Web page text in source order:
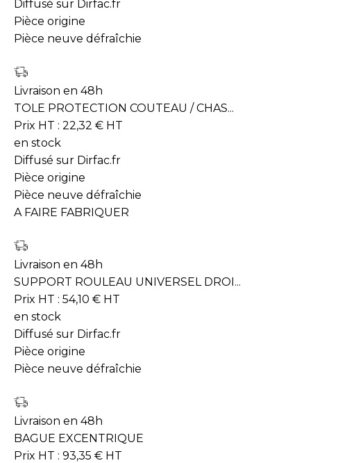
Diffusé sur Dirfac.fr
Pièce origine
Pièce neuve défraîchie
Livraison en 48h
TOLE PROTECTION COUTEAU / CHAS...
Prix HT : 22,32 € HT
en stock
Diffusé sur Dirfac.fr
Pièce origine
Pièce neuve défraîchie
A FAIRE FABRIQUER
Livraison en 48h
SUPPORT ROULEAU UNIVERSEL DROI...
Prix HT : 54,10 € HT
en stock
Diffusé sur Dirfac.fr
Pièce origine
Pièce neuve défraîchie
Livraison en 48h
BAGUE EXCENTRIQUE
Prix HT : 93,35 € HT